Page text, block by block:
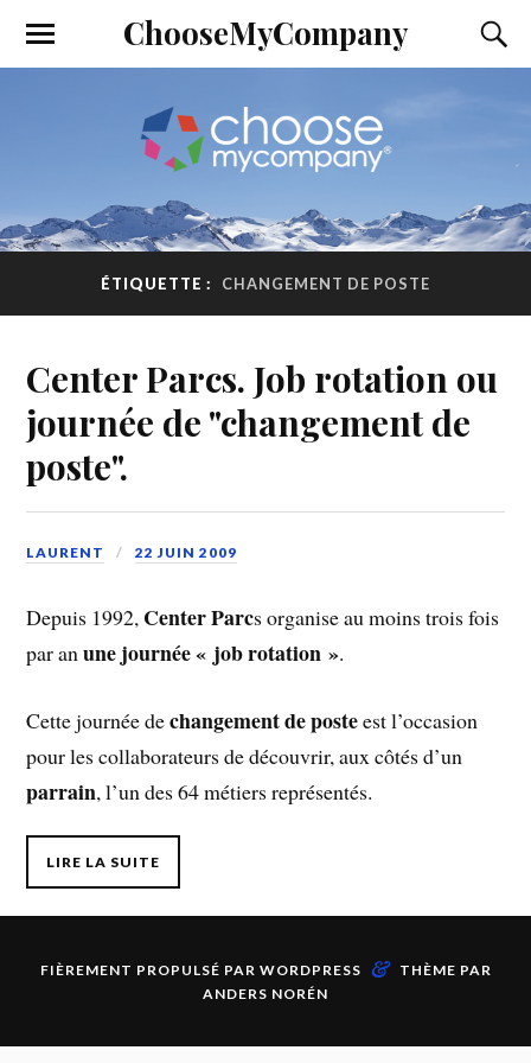
ChooseMyCompany
ÉTIQUETTE : CHANGEMENT DE POSTE
Center Parcs. Job rotation ou
journée de "changement de
poste".
LAURENT 22 JUIN 2009
Depuis 1992, Center Parcs organise au moins trois fois
par anune journée « job rotation ».
Cette journée dechangement de posteest l’occasion
pour les collaborateurs de découvrir, aux côtés d’un
parrain, l’un des 64 métiers représentés.
LIRE LA SUITE
FIÈREMENT PROPULSÉ PAR WORDPRESS &
THÈME PAR
ANDERS NORÉN